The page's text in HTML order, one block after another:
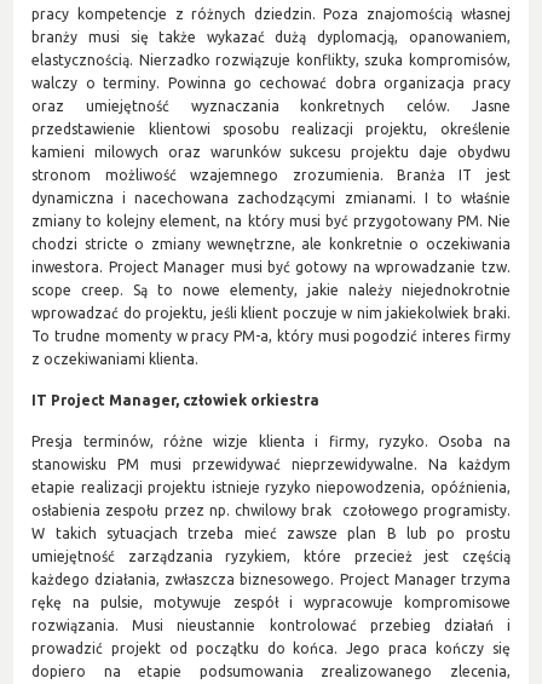
pracy kompetencje z różnych dziedzin. Poza znajomością własnej
branży musi się także wykazać dużą dyplomacją, opanowaniem,
elastycznością. Nierzadko rozwiązuje konflikty, szuka kompromisów,
walczy o terminy. Powinna go cechować dobra organizacja pracy
oraz umiejętność wyznaczania konkretnych celów. Jasne
przedstawienie klientowi sposobu realizacji projektu, określenie
kamieni milowych oraz warunków sukcesu projektu daje obydwu
stronom możliwość wzajemnego zrozumienia. Branża IT jest
dynamiczna i nacechowana zachodzącymi zmianami. I to właśnie
zmiany to kolejny element, na który musi być przygotowany PM. Nie
chodzi stricte o zmiany wewnętrzne, ale konkretnie o oczekiwania
inwestora. Project Manager musi być gotowy na wprowadzanie tzw.
scope creep. Są to nowe elementy, jakie należy niejednokrotnie
wprowadzać do projektu, jeśli klient poczuje w nim jakiekolwiek braki.
To trudne momenty w pracy PM-a, który musi pogodzić interes firmy
z oczekiwaniami klienta.
IT Project Manager, człowiek orkiestra
Presja terminów, różne wizje klienta i firmy, ryzyko. Osoba na
stanowisku PM musi przewidywać nieprzewidywalne. Na każdym
etapie realizacji projektu istnieje ryzyko niepowodzenia, opóźnienia,
osłabienia zespołu przez np. chwilowy brak czołowego programisty.
W takich sytuacjach trzeba mieć zawsze plan B lub po prostu
umiejętność zarządzania ryzykiem, które przecież jest częścią
każdego działania, zwłaszcza biznesowego. Project Manager trzyma
rękę na pulsie, motywuje zespół i wypracowuje kompromisowe
rozwiązania. Musi nieustannie kontrolować przebieg działań i
prowadzić projekt od początku do końca. Jego praca kończy się
dopiero na etapie podsumowania zrealizowanego zlecenia,